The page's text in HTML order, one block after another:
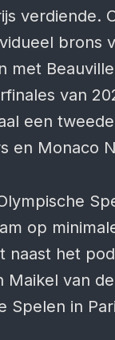
verdiende.
brons
met
van
een
en Monaco
op
naast het
Maikel van
Spelen in